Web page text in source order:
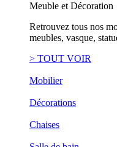
Meuble et Décoration
Retrouvez tous nos
meubles, vasque,
> TOUT VOIR
Mobilier
Décorations
Chaises